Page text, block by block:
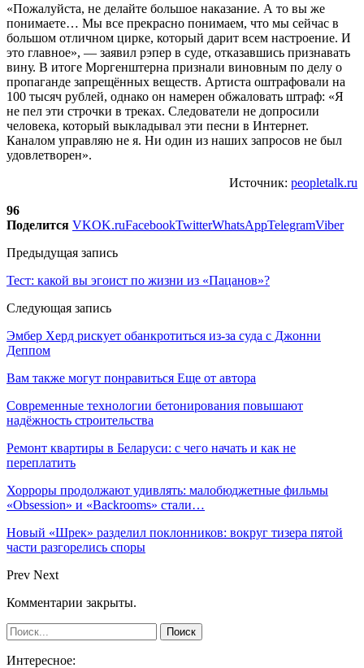
«Пожалуйста, не делайте большое наказание. А то вы же
понимаете… Мы все прекрасно понимаем, что мы сейчас в
большом отличном цирке, который дарит всем настроение. И
это главное», — заявил рэпер в суде, отказавшись признавать
вину. В итоге Моргенштерна признали виновным по делу о
пропаганде запрещённых веществ. Артиста оштрафовали на
100 тысяч рублей, однако он намерен обжаловать штраф: «Я
не пел эти строчки в треках. Следователи не допросили
человека, который выкладывал эти песни в Интернет.
Каналом управляю не я. Ни один из наших запросов не был
удовлетворен».
Источник: peopletalk.ru
96
Поделится VKOK.ruFacebookTwitterWhatsAppTelegramViber
Предыдущая запись
Тест: какой вы эгоист по жизни из «Пацанов»?
Следующая запись
Эмбер Херд рискует обанкротиться из-за суда с Джонни
Деппом
Вам также могут понравиться Еще от автора
Современные технологии бетонирования повышают
надёжность строительства
Ремонт квартиры в Беларуси: с чего начать и как не
переплатить
Хорроры продолжают удивлять: малобюджетные фильмы
«Obsession» и «Backrooms» стали…
Новый «Шрек» разделил поклонников: вокруг тизера пятой
части разгорелись споры
Prev Next
Комментарии закрыты.
Интересное: